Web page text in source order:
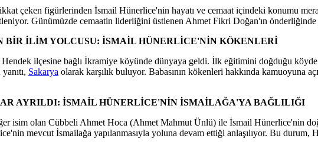
çeken figürlerinden İsmail Hünerlice'nin hayatı ve cemaat içindeki konumu
Günümüzde cemaatin liderliğini üstlenen Ahmet Fikri Doğan'ın
BİR İLİM YOLCUSU: İSMAİL HÜNERLİCE'NİN KÖKENLERİ
Hendek ilçesine bağlı İkramiye köyünde dünyaya geldi. İlk eğitimini doğduğu
Sakarya olarak karşılık buluyor. Babasının kökenleri hakkında kamuoyuna
AYRILDI: İSMAİL HÜNERLİCE'NİN İSMAİLAĞA'YA BAĞLILIĞI
isim olan Cübbeli Ahmet Hoca (Ahmet Mahmut Ünlü) ile İsmail Hünerlice'nin
mevcut İsmailağa yapılanmasıyla yoluna devam ettiği anlaşılıyor. Bu